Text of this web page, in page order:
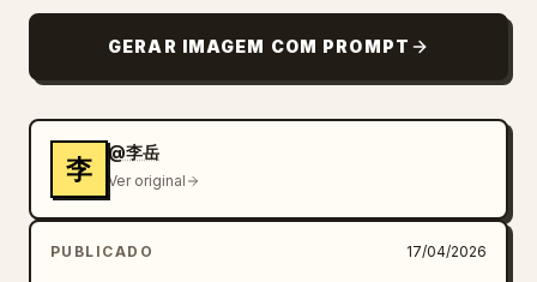
Atualizações
GERAR IMAGEM COM PROMPT
李
@李岳
Ver original
PUBLICADO 17/04/2026